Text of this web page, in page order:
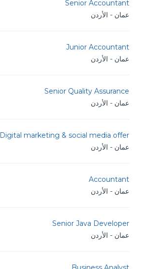
Senior Accountant
عمان - الأردن
Junior Accountant
عمان - الأردن
Senior Quality Assurance
عمان - الأردن
Digital marketing & social media offer
عمان - الأردن
Accountant
عمان - الأردن
Senior Java Developer
عمان - الأردن